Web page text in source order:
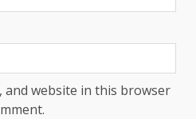
and website in this browser